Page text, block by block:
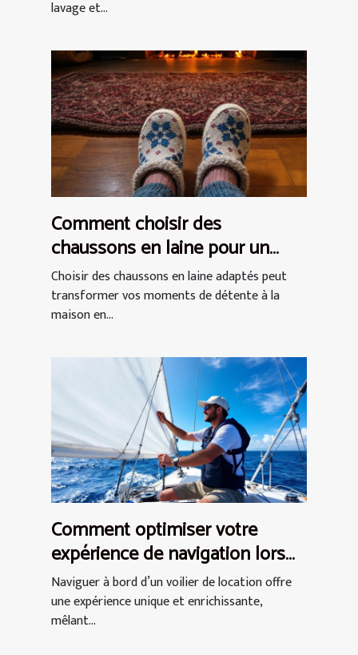
lavage et...
Comment choisir des
chaussons en laine pour un
confort optimal ?
Choisir des chaussons en laine adaptés peut
transformer vos moments de détente à la
maison en...
Comment optimiser votre
expérience de navigation lors
d'une location de voilier ?
Naviguer à bord d’un voilier de location offre
une expérience unique et enrichissante,
mêlant...